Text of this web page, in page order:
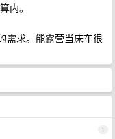
内。
需求。能露营当床车很
1